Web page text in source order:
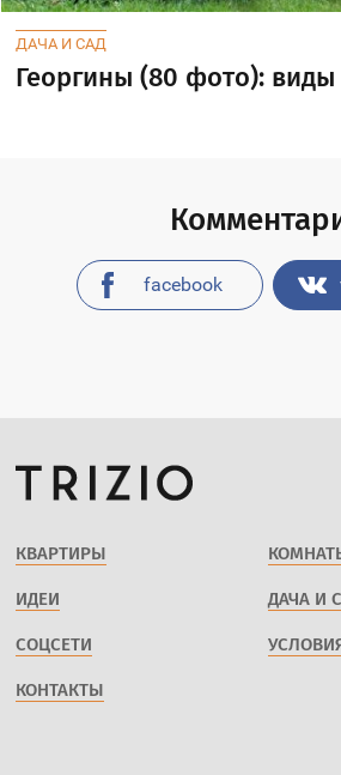
ДАЧА И САД
Георгины (80 фото): виды
facebook
КВАРТИРЫ
ИДЕИ ДАЧА И
СОЦСЕТИ
КОНТАКТЫ